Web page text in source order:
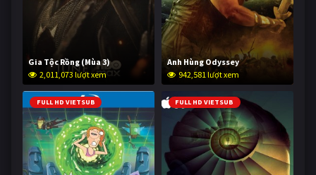
Gia Tộc Rồng (Mùa 3)
2,011,073 lượt xem
Anh Hùng Odyssey
942,581 lượt xem
FULL HD VIETSUB FULL HD VIETSUB